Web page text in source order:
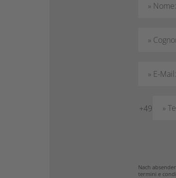
» Nome:
»
» E-Mail:
»
+49
Nach
termini e